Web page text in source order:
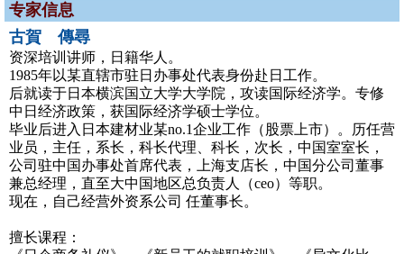
专家信息
古賀 傳尋
资深培训讲师，日籍华人。
1985年以某直辖市驻日办事处代表身份赴日工作。
后就读于日本横滨国立大学大学院，攻读国际经济学。专修
中日经济政策，获国际经济学硕士学位。
毕业后进入日本建材业某no.1企业工作（股票上市）。历任营
业员，主任，系长，科长代理、科长，次长，中国室室长，
公司驻中国办事处首席代表，上海支店长，中国分公司董事
兼总经理，直至大中国地区总负责人（ceo）等职。
现在，自己经营外资系公司 任董事长。
擅长课程：